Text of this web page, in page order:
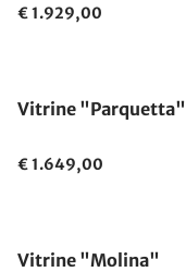
€ 1.929,00
Vitrine "Parquetta"
€ 1.649,00
Vitrine "Molina"